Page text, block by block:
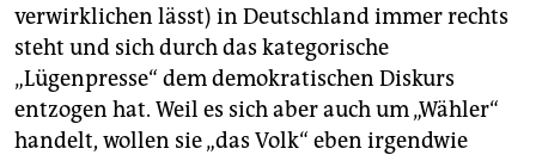
verwirklichen lässt) in Deutschland immer rechts
steht und sich durch das kategorische
„Lügenpresse“ dem demokratischen Diskurs
entzogen hat. Weil es sich aber auch um „Wähler“
handelt, wollen sie „das Volk“ eben irgendwie